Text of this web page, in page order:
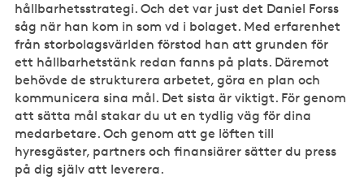
hållbarhetsstrategi. Och det var just det Daniel Forss
såg när han kom in som vd i bolaget. Med erfarenhet
från storbolagsvärlden förstod han att grunden för
ett hållbarhetstänk redan fanns på plats. Däremot
behövde de strukturera arbetet, göra en plan och
kommunicera sina mål. Det sista är viktigt. För genom
att sätta mål stakar du ut en tydlig väg för dina
medarbetare. Och genom att ge löften till
hyresgäster, partners och finansiärer sätter du press
på dig själv att leverera.